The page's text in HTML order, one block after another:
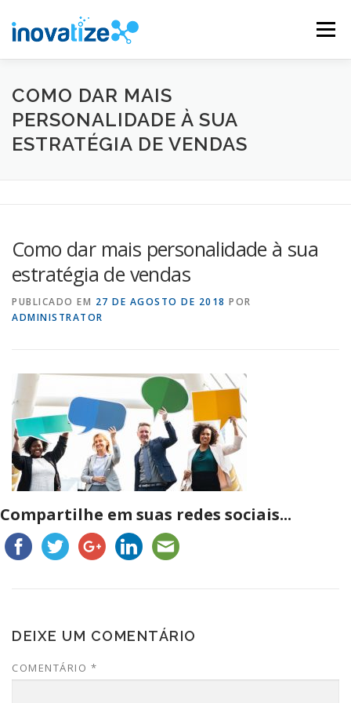
para
Menu
INOVATIZE MAUTIC INOVATIZE CRM
MATERIAIS EDUCATIVOS CONTATO
COMO DAR MAIS
PERSONALIDADE À SUA
ESTRATÉGIA DE VENDAS
Como dar mais personalidade à sua
estratégia de vendas
PUBLICADO EM 27 DE AGOSTO DE 2018 POR
ADMINISTRATOR
Compartilhe em suas redes sociais...
DEIXE UM COMENTÁRIO
COMENTÁRIO *